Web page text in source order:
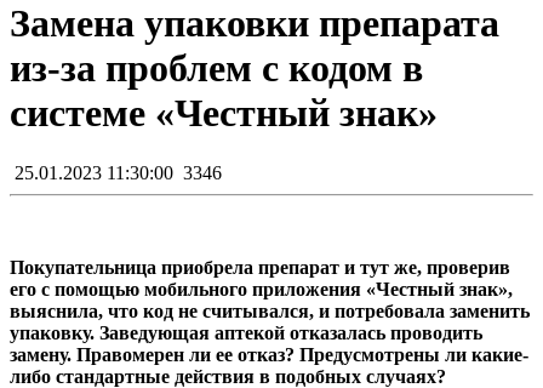
Замена упаковки препарата
из-за проблем с кодом в
системе «Честный знак»
25.01.2023 11:30:00 3346
Покупательница приобрела препарат и тут же, проверив
его с помощью мобильного приложения «Честный знак»,
выяснила, что код не считывался, и потребовала заменить
упаковку. Заведующая аптекой отказалась проводить
замену. Правомерен ли ее отказ? Предусмотрены ли какие-
либо стандартные действия в подобных случаях?